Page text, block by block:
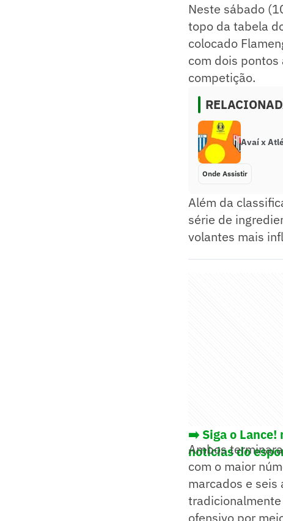
Neste sábado
topo da tabela
colocado
com dois
competição.
Avaí x
Onde Assistir
Além da
série de
volantes mais
➡️ Siga o Lance!
notícias do
Ambos
com o maior
marcados e